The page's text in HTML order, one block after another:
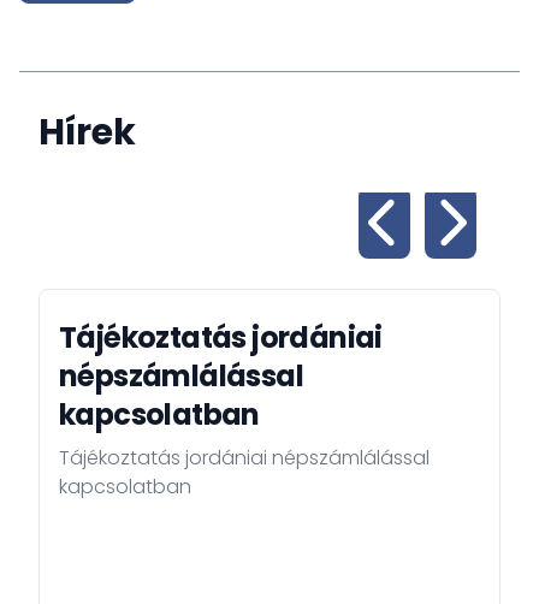
Hírek
Tájékoztatás jordániai
népszámlálással
kapcsolatban
Tájékoztatás jordániai népszámlálással
kapcsolatban